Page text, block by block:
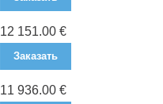
12 151.00 €
Заказать
11 936.00 €